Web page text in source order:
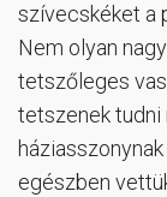
szívecskéket a
Nem olyan
tetszőleges
tetszenek tudni
egészben